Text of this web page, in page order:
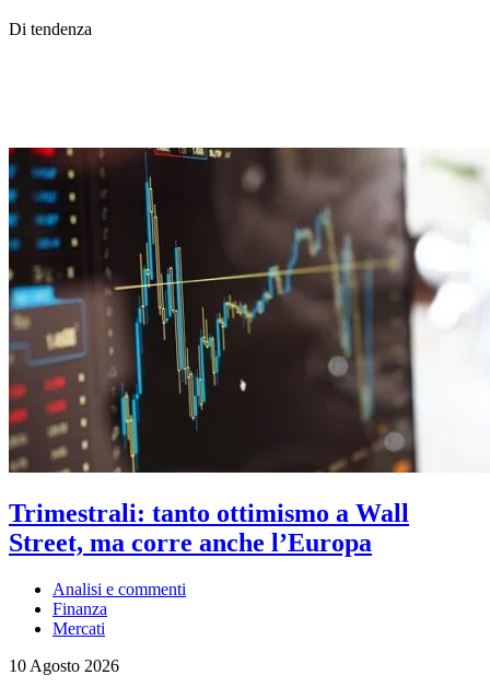
Di tendenza
Trimestrali: tanto ottimismo a Wall
Street, ma corre anche l’Europa
Analisi e commenti
Finanza
Mercati
10 Agosto 2026